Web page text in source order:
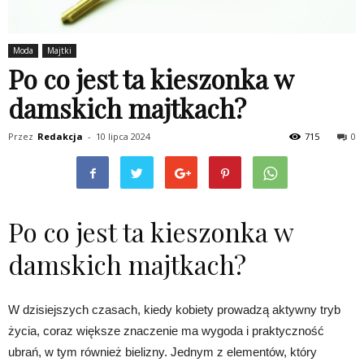
Moda Majtki
Po co jest ta kieszonka w
damskich majtkach?
Przez Redakcja - 10 lipca 2024 0
715
Po co jest ta kieszonka w
damskich majtkach?
W dzisiejszych czasach, kiedy kobiety prowadzą aktywny tryb
życia, coraz większe znaczenie ma wygoda i praktyczność
ubrań, w tym również bielizny. Jednym z elementów, który